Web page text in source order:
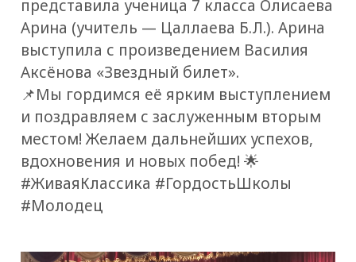
представила ученица 7 класса Олисаева
Арина (учитель — Цаллаева Б.Л.). Арина
выступила с произведением Василия
Аксёнова «Звездный билет».
📌Мы гордимся её ярким выступлением
и поздравляем с заслуженным вторым
местом! Желаем дальнейших успехов,
вдохновения и новых побед! 🌟
#ЖиваяКлассика #ГордостьШколы
#Молодец